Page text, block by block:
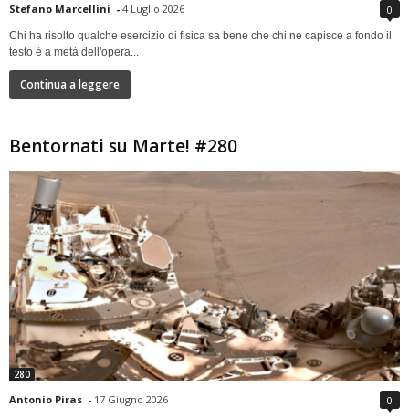
Stefano Marcellini - 4 Luglio 2026 0
Chi ha risolto qualche esercizio di fisica sa bene che chi ne capisce a fondo il
testo è a metà dell'opera...
Continua a leggere
Bentornati su Marte! #280
280
Antonio Piras - 17 Giugno 2026 0